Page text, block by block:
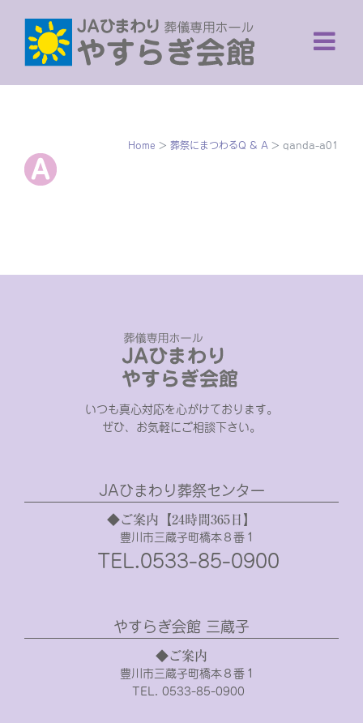
content
Home > 葬祭にまつわるQ & A > qanda-a01
いつも真心対応を心がけております。
ぜひ、お気軽にご相談下さい。
JAひまわり葬祭センター
◆ご案内【24時間365日】
豊川市三蔵子町橋本８番１
TEL.0533-85-0900
やすらぎ会館 三蔵子
◆ご案内
豊川市三蔵子町橋本８番１
TEL. 0533-85-0900